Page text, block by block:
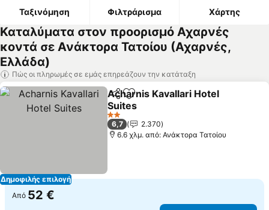
Ταξινόμηση Φιλτράρισμα Χάρτης
Καταλύματα στον προορισμό Αχαρνές
κοντά σε Ανάκτορα Τατοίου (Αχαρνές,
Ελλάδα)
Πώς οι πληρωμές σε εμάς επηρεάζουν την κατάταξη
Δημοφιλής επιλογή
Κοινοποίηση
Προσθήκη στα αγαπημένα
Acharnis Kavallari Hotel
Suites
Εμφάνιση τιμών
2 Αστέρια
6,7
2.370
6.6 χλμ. από: Ανάκτορα Τατοίου
Από 52 €